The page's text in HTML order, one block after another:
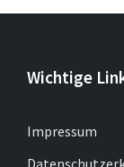
Wichtige
Impressum